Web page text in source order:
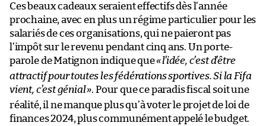
Ces beaux cadeaux seraient effectifs dès l’année
prochaine, avec en plus un régime particulier pour les
salariés de ces organisations, qui ne paieront pas
l’impôt sur le revenu pendant cinq ans. Un porte-
parole de Matignon indique que«l’idée, c’est d’être
attractif pour toutes les fédérations sportives. Si la Fifa
vient, c’est génial». Pour que ce paradis fiscal soit une
réalité, il ne manque plus qu’à voter le projet de loi de
finances 2024, plus communément appelé le budget.